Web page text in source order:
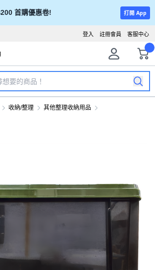
首購優惠卷! 打開 App
客服中心
註冊會員
登入
收納/整理 其他整理收納用品